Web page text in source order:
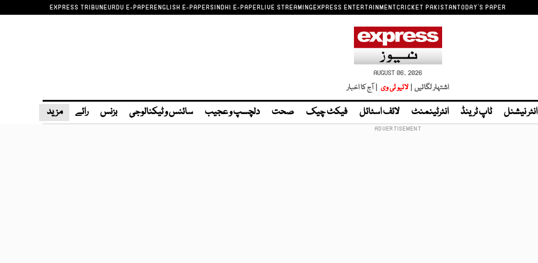
EXPRESS TRIBUNEURDU E-PAPERENGLISH E-PAPERSINDHI E-PAPERLIVE STREAMINGEXPRESS ENTERTAINMENTCRICKET PAKISTANTODAY'S PAPER
AUGUST 06, 2026
اشتہار لگائیں | لائیو ٹی وی | آج کا اخبار
انٹر نیشنل ٹاپ ٹرینڈ انٹرٹینمنٹ لائف اسٹائل فیکٹ چیک صحت دلچسپ و عجیب سائنس و ٹیکنالوجی بزنس رائے مزید